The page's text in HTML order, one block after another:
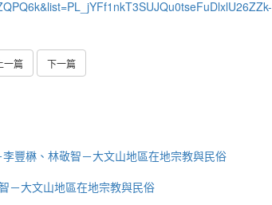
一篇 下一篇
豐楙、林敬智－大文山地區在地宗教與民俗
－大文山地區在地宗教與民俗